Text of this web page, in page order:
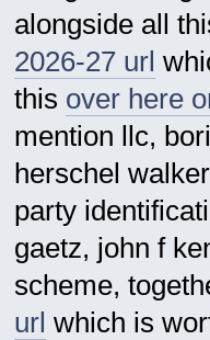
alongside all
2026-27 url
this over here
mention llc,
herschel
party
gaetz, john f
scheme,
url which is